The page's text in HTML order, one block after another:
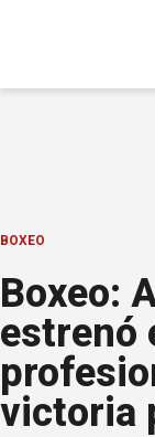
BOXEO
Boxeo:
estrenó
victoria